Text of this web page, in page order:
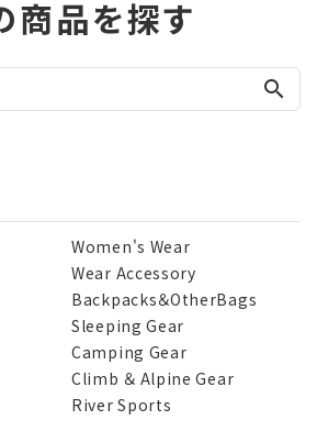
商品を探す
search
Women's Wear
Wear Accessory
Backpacks＆OtherBags
Sleeping Gear
Camping Gear
Climb ＆ Alpine Gear
River Sports